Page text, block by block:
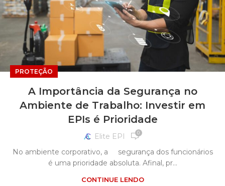
PROTEÇÃO
A Importância da Segurança no
Ambiente de Trabalho: Investir em
EPIs é Prioridade
Elite EPI 0
No ambiente corporativo, a segurança dos funcionários
é uma prioridade absoluta. Afinal, pr...
CONTINUE LENDO